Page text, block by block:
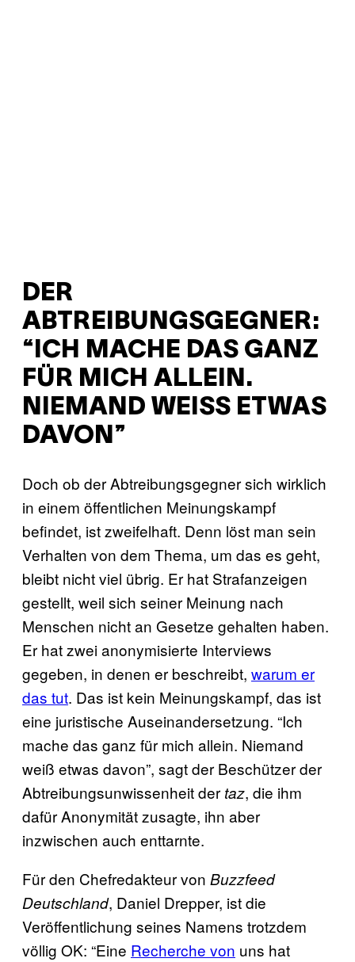
DER
ABTREIBUNGSGEGNER:
“ICH MACHE DAS GANZ
FÜR MICH ALLEIN.
NIEMAND WEISS ETWAS D
AVON”
Doch ob der Abtreibungsgegner sich wirklich
in einem öffentlichen Meinungskampf
befindet, ist zweifelhaft. Denn löst man sein
Verhalten von dem Thema, um das es geht,
bleibt nicht viel übrig. Er hat Strafanzeigen
gestellt, weil sich seiner Meinung nach
Menschen nicht an Gesetze gehalten haben.
Er hat zwei anonymisierte Interviews
gegeben, in denen er beschreibt, warum er
das tut. Das ist kein Meinungskampf, das ist
eine juristische Auseinandersetzung. “Ich
mache das ganz für mich allein. Niemand
weiß etwas davon”, sagt der Beschützer der
Abtreibungsunwissenheit der taz, die ihm
dafür Anonymität zusagte, ihn aber
inzwischen auch enttarnte.
Für den Chefredakteur von Buzzfeed
Deutschland, Daniel Drepper, ist die
Veröffentlichung seines Namens trotzdem
völlig OK: “Eine Recherche von uns hat